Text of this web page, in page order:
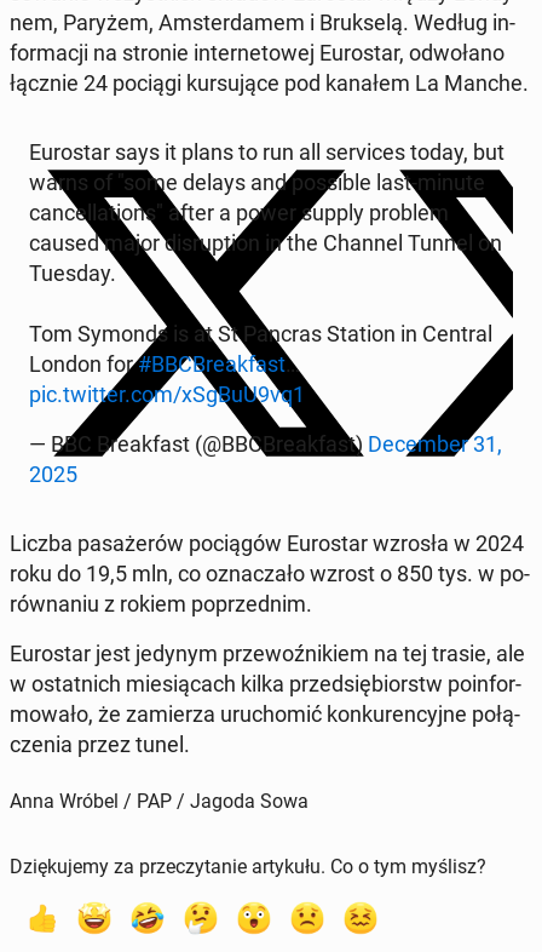
nem, Paryżem, Am­ster­da­mem i Bruk­se­lą. Według in­
for­ma­cji na stronie in­ter­ne­to­wej Eu­ro­star, od­wo­ła­no
łącznie 24 pociągi kur­su­ją­ce pod kanałem La Manche.
Eu­ro­star says it plans to run all se­rvi­ces today, but
warns of "some delays and po­ssi­ble last-minute
can­cel­la­tions" after a power supply problem
caused major di­srup­tion in the Channel Tunnel on
Tuesday.
Tom Symonds is at St Pancras Station in Central
London for#BBC­Bre­ak­fast…
pic.twitter.com/xSgBuU9vq1
— BBC Bre­ak­fast (@BBC­Bre­ak­fast) De­cem­ber 31,
2025
Liczba pa­sa­że­rów po­cią­gów Eu­ro­star wzrosła w 2024
roku do 19,5 mln, co ozna­cza­ło wzrost o 850 tys. w po­
rów­na­niu z rokiem po­przed­nim.
Eu­ro­star jest jedynym prze­woź­ni­kiem na tej trasie, ale
w ostat­nich mie­sią­cach kilka przed­się­biorstw po­in­for­
mo­wa­ło, że za­mie­rza uru­cho­mić kon­ku­ren­cyj­ne po­łą­
cze­nia przez tunel.
Anna Wróbel / PAP / Jagoda Sowa
Dziękujemy za przeczytanie artykułu. Co o tym myślisz?